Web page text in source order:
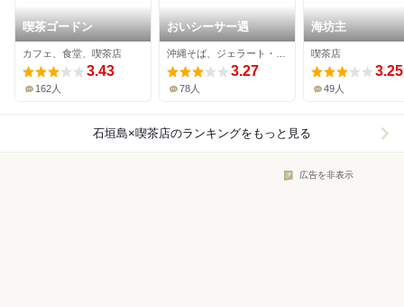
喫茶ゴードン
カフェ、食堂、喫茶店
3.43
162人
おいシーサー遇
3.27
78人
海坊主
喫茶店
3.25
49人
石垣島×喫茶店のランキングをもっと見る
広告を非表示